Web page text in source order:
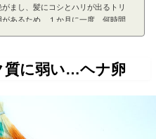
がまし、髪にコシとハリが出るトリ
があるため、１か月に一度、何時間
。ただし、厳密には多少、入りま
す。上の女性の髪を角度をかえて撮
ろが下の写真。髪に赤茶が入ってい
すが、通常は、日蔭では...
質に弱い…ヘナ卵